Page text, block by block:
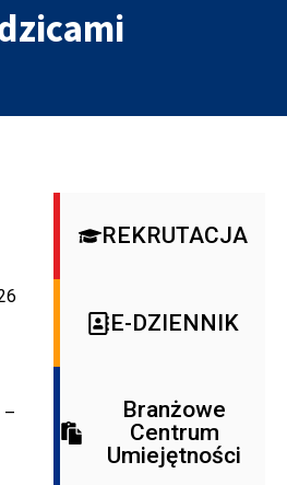
–
REKRUTACJA
E-DZIENNIK
Branżowe
Centrum
Umiejętności